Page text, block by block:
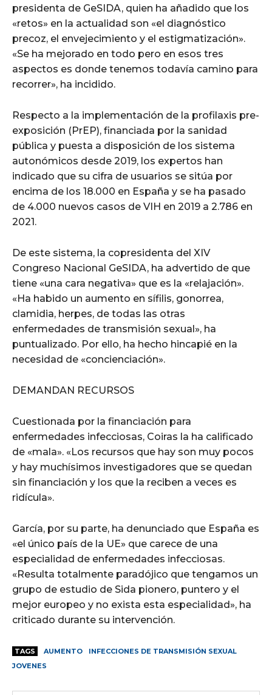
presidenta de GeSIDA, quien ha añadido que los
«retos» en la actualidad son «el diagnóstico
precoz, el envejecimiento y el estigmatización».
«Se ha mejorado en todo pero en esos tres
aspectos es donde tenemos todavía camino para
recorrer», ha incidido.
Respecto a la implementación de la profilaxis pre-
exposición (PrEP), financiada por la sanidad
pública y puesta a disposición de los sistema
autonómicos desde 2019, los expertos han
indicado que su cifra de usuarios se sitúa por
encima de los 18.000 en España y se ha pasado
de 4.000 nuevos casos de VIH en 2019 a 2.786 en
2021.
De este sistema, la copresidenta del XIV
Congreso Nacional GeSIDA, ha advertido de que
tiene «una cara negativa» que es la «relajación».
«Ha habido un aumento en sífilis, gonorrea,
clamidia, herpes, de todas las otras
enfermedades de transmisión sexual», ha
puntualizado. Por ello, ha hecho hincapié en la
necesidad de «concienciación».
DEMANDAN RECURSOS
Cuestionada por la financiación para
enfermedades infecciosas, Coiras la ha calificado
de «mala». «Los recursos que hay son muy pocos
y hay muchísimos investigadores que se quedan
sin financiación y los que la reciben a veces es
ridícula».
García, por su parte, ha denunciado que España es
«el único país de la UE» que carece de una
especialidad de enfermedades infecciosas.
«Resulta totalmente paradójico que tengamos un
grupo de estudio de Sida pionero, puntero y el
mejor europeo y no exista esta especialidad», ha
criticado durante su intervención.
TAGS AUMENTO
INFECCIONES DE TRANSMISIÓN SEXUAL
JOVENES